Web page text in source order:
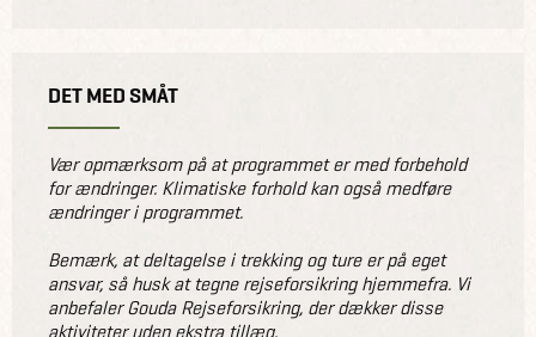
DET MED SMÅT
Vær opmærksom på at programmet er med forbehold
for ændringer. Klimatiske forhold kan også medføre
ændringer i programmet.
Bemærk, at deltagelse i trekking og ture er på eget
ansvar, så husk at tegne rejseforsikring hjemmefra. Vi
anbefaler Gouda Rejseforsikring, der dækker disse
aktiviteter uden ekstra tillæg.